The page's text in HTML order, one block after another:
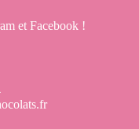
et Facebook !